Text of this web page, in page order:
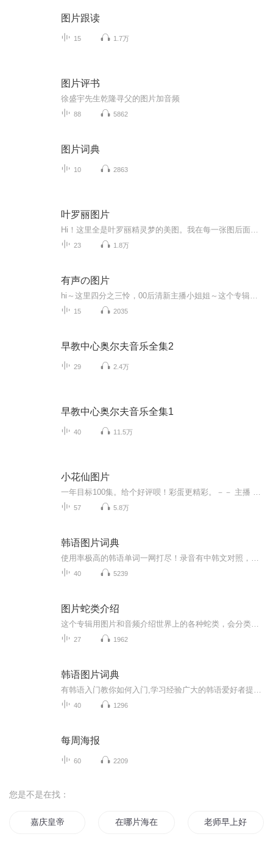
图片跟读
15 1.7万
图片评书
徐盛宇先生乾隆寻父的图片加音频
88 5862
图片词典
10 2863
叶罗丽图片
23 1.8万
有声の图片
15 2035
早教中心奥尔夫音乐全集2
29 2.4万
早教中心奥尔夫音乐全集1
40 11.5万
小花仙图片
57 5.8万
韩语图片词典
40 5239
图片蛇类介绍
27 1962
韩语图片词典
40 1296
每周海报
60 2209
您是不是在找：
嘉庆皇帝 在哪片海在那片海 老师早上好